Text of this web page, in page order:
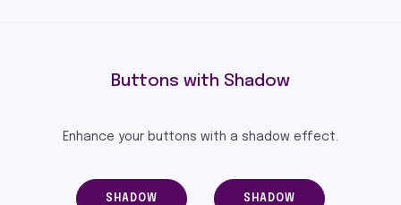
Buttons with Shadow
Enhance your buttons with a shadow effect.
SHADOW SHADOW